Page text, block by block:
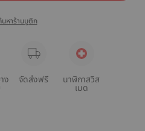
นหาร้านบูติก
ง จัดส่งฟรี นาฬิกาสวิส
เมด